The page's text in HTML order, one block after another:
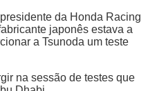
da Honda Racing
japonês estava a
a Tsunoda um teste
na sessão de testes que